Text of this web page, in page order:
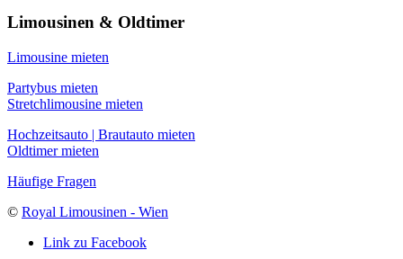
Limousinen & Oldtimer
Limousine mieten
Partybus mieten
Stretchlimousine mieten
Hochzeitsauto | Brautauto mieten
Oldtimer mieten
Häufige Fragen
© Royal Limousinen - Wien
Link zu Facebook